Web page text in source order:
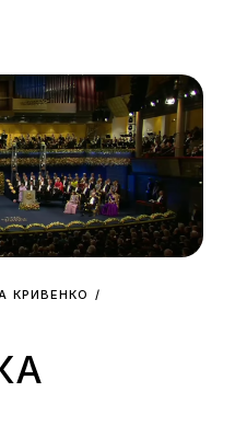
КРИВЕНКО